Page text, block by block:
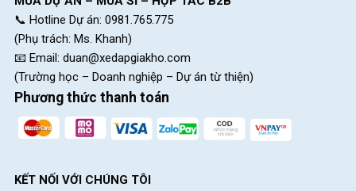
CH 4:216A Đ. Độc Lập, P.Phú Thọ Hòa, HCM(Q.Tân Phú
cũ)
24 Nguyễn Thị Nhung, KĐT Vạn Phúc, P.Hiệp Bình,
HCM (Q.Thủ Đức cũ)
cũ)
cũ)
📞 Hotline Dự án: 0981.765.775
(Phụ trách: Ms. Khanh)
📧 Email: duan@xedapgiakho.com
(Trường học – Doanh nghiệp – Dự án từ thiện)
Phương thức thanh toán
KẾT NỐI VỚI CHÚNG TÔI